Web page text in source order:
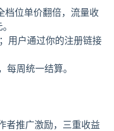
位单价翻倍，流量收
用户通过你的注册链接
周统一结算。
者推广激励，三重收益